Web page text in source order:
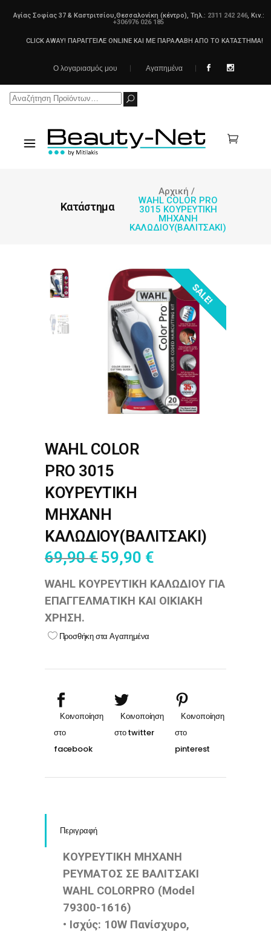
Αγίας Σοφίας 37 & Καστριτσίου,Θεσσαλονίκη (κέντρο), Τηλ.: 2311 242 246, Κιν.:
+306976 026 185
CLICK AWAY! ΠΑΡΑΓΓΕΙΛΕ ONLINE ΚΑΙ ΜΕ ΠΑΡΑΛΑΒΗ ΑΠΟ ΤΟ ΚΑΤΑΣΤΗΜΑ!
Ο λογαριασμός μου Αγαπημένα
Search
Κατάστημα
Αρχική /
WAHL COLOR PRO
3015 ΚΟΥΡΕΥΤΙΚΗ
ΜΗΧΑΝΗ
ΚΑΛΩΔΙΟΥ(ΒΑΛΙΤΣΑΚΙ)
OUT OF STOCK!
SALE!
WAHL COLOR
PRO 3015
ΚΟΥΡΕΥΤΙΚΗ
ΜΗΧΑΝΗ
ΚΑΛΩΔΙΟΥ(ΒΑΛΙΤΣΑΚΙ)
69,90€ 59,90 €
WAHL ΚΟΥΡΕΥΤΙΚΗ ΚΑΛΩΔΙΟΥ ΓΙΑ
ΕΠΑΓΓΕΛΜΑΤΙΚΗ ΚΑΙ ΟΙΚΙΑΚΗ
ΧΡΗΣΗ.
Προσθήκη στα Αγαπημένα
Περιγραφή
ΚΟΥΡΕΥΤΙΚΗ ΜΗΧΑΝΗ
ΡΕΥΜΑΤΟΣ ΣΕ ΒΑΛΙΤΣΑΚΙ
WAHL COLORPRO (Model
79300-1616)
• Ισχύς: 10W Πανίσχυρο,